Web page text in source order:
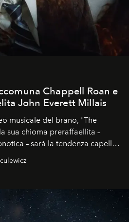
Chappell Roan e
John Everett Millais
musicale del brano, "The
sua chioma preraffaellita –
– sarà la tendenza capelli